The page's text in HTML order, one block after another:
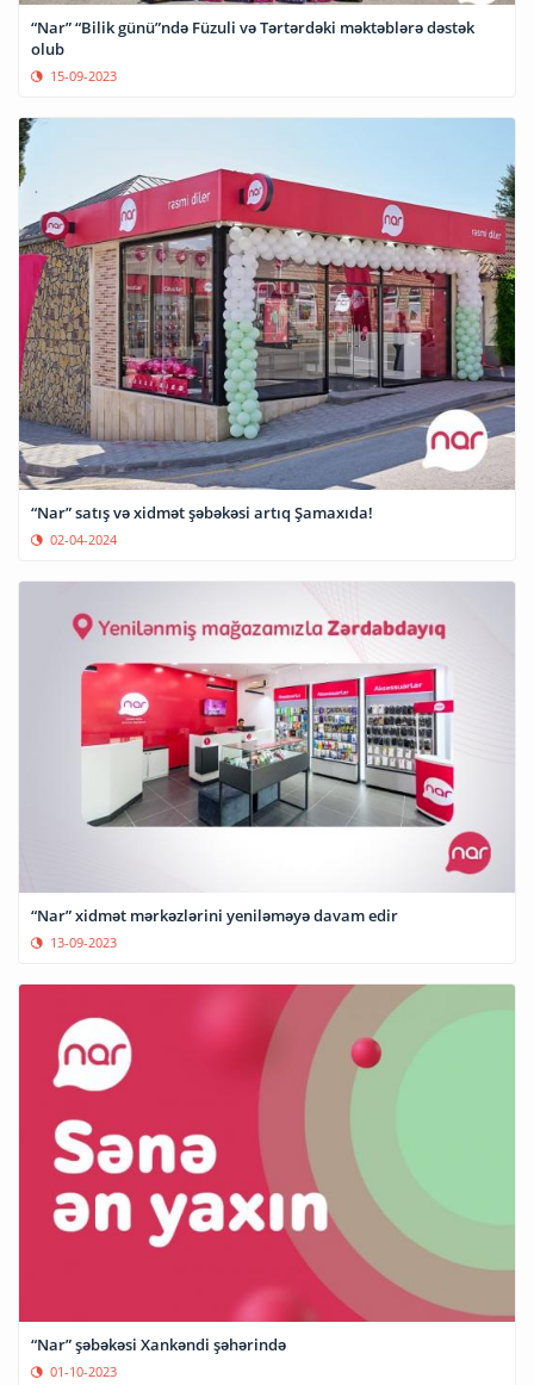
“Nar” “Bilik günü”ndə Füzuli və Tərtərdəki məktəblərə dəstək
olub
15-09-2023
“Nar” satış və xidmət şəbəkəsi artıq Şamaxıda!
02-04-2024
“Nar” xidmət mərkəzlərini yeniləməyə davam edir
13-09-2023
“Nar” şəbəkəsi Xankəndi şəhərində
01-10-2023